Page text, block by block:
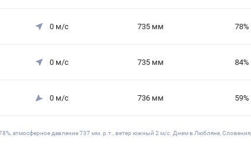
0м/с 735мм 78%
0м/с 735мм 84%
0м/с 736мм 59%
атмосферное давление 737 мм. р.т., ветер южный 2 м/с. Днем в Любляне, Словения,